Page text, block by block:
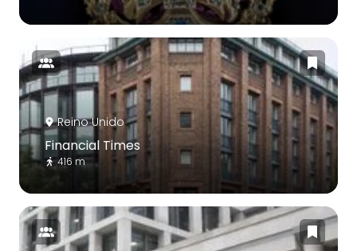
Reino Unido
Financial Times
416 m